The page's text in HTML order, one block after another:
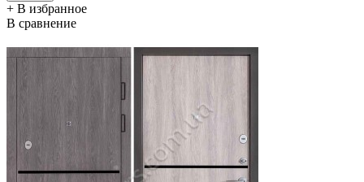
+ В избранное
В сравнение